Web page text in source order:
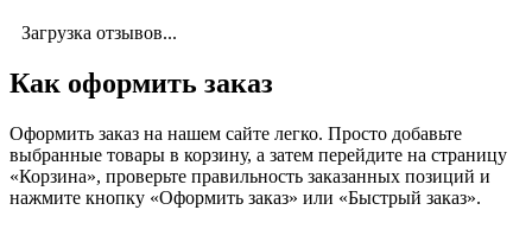
Загрузка отзывов...
Как оформить заказ
Оформить заказ на нашем сайте легко. Просто добавьте
выбранные товары в корзину, а затем перейдите на страницу
«Корзина», проверьте правильность заказанных позиций и
нажмите кнопку «Оформить заказ» или «Быстрый заказ».